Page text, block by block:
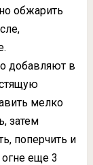
обжарить
добавляют в
мелко
затем
поперчить и
еще 3